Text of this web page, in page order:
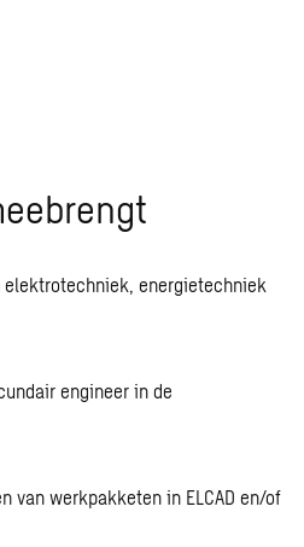
energietechniek
engineer in de
van werkpakketen in ELCAD en/of